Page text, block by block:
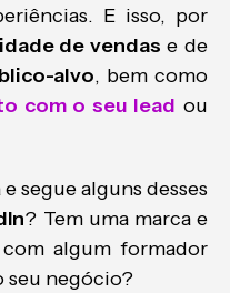
E isso, por
de vendas e de
alvo, bem como
com o seu lead ou
segue alguns desses
? Tem uma marca e
algum formador
seu negócio?